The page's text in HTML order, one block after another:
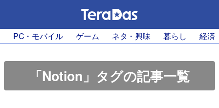
PC・モバイル ゲーム ネタ・興味 暮らし 経済
「Notion」タグの記事一覧